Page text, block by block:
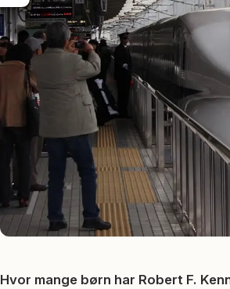
Hvor mange børn har Robert F.